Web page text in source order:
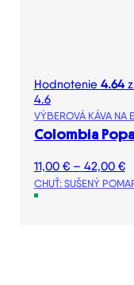
Hodnotenie 4.64z
4.6
VÝBEROVÁ KÁVA NA
Colombia
11,00 € – 42,00 €
CHUŤ: SUŠENÝ